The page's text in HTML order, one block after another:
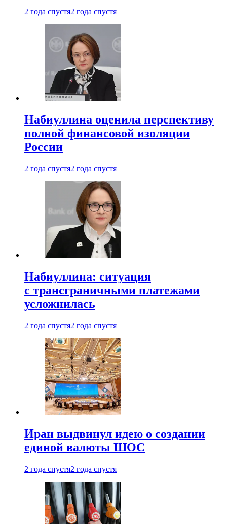
2 года спустя2 года спустя
Набиуллина оценила перспективу
полной финансовой изоляции
России
2 года спустя2 года спустя
Набиуллина: ситуация
с трансграничными платежами
усложнилась
2 года спустя2 года спустя
Иран выдвинул идею о создании
единой валюты ШОС
2 года спустя2 года спустя